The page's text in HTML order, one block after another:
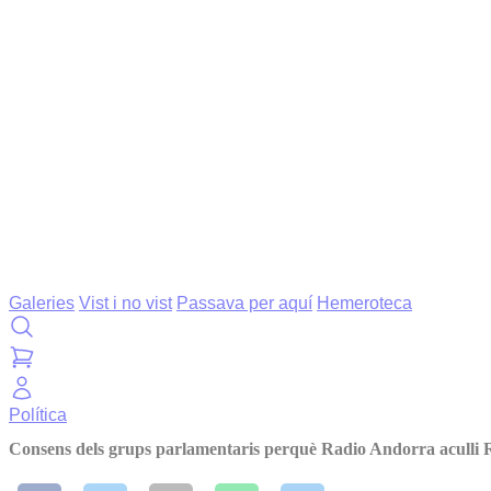
Galeries Vist i no vist Passava per aquí Hemeroteca
Política
Consens dels grups parlamentaris perquè Radio Andorra aculli